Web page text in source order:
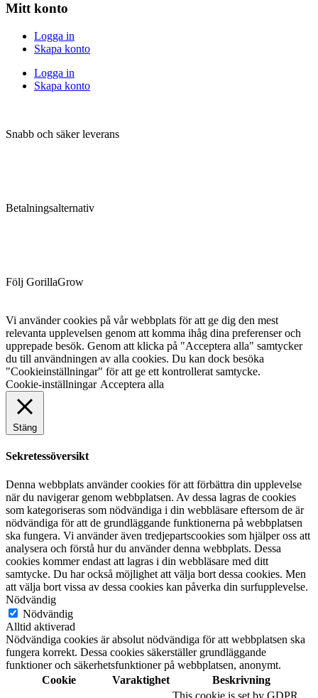
Mitt konto
Logga in
Skapa konto
Logga in
Skapa konto
Snabb och säker leverans
Betalningsalternativ
Följ GorillaGrow
Vi använder cookies på vår webbplats för att ge dig den mest
relevanta upplevelsen genom att komma ihåg dina preferenser och
upprepade besök. Genom att klicka på "Acceptera alla" samtycker
du till användningen av alla cookies. Du kan dock besöka
"Cookieinställningar" för att ge ett kontrollerat samtycke.
Cookie-inställningar Acceptera alla
Stäng
Sekretessöversikt
Denna webbplats använder cookies för att förbättra din upplevelse
när du navigerar genom webbplatsen. Av dessa lagras de cookies
som kategoriseras som nödvändiga i din webbläsare eftersom de är
nödvändiga för att de grundläggande funktionerna på webbplatsen
ska fungera. Vi använder även tredjepartscookies som hjälper oss att
analysera och förstå hur du använder denna webbplats. Dessa
cookies kommer endast att lagras i din webbläsare med ditt
samtycke. Du har också möjlighet att välja bort dessa cookies. Men
att välja bort vissa av dessa cookies kan påverka din surfupplevelse.
Nödvändig
Nödvändig
Alltid aktiverad
Nödvändiga cookies är absolut nödvändiga för att webbplatsen ska
fungera korrekt. Dessa cookies säkerställer grundläggande
funktioner och säkerhetsfunktioner på webbplatsen, anonymt.
Cookie
Varaktighet
Beskrivning
This cookie is set by GDPR